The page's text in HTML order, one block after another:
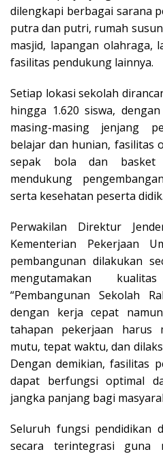
dilengkapi berbagai sarana
putra dan putri, rumah
masjid, lapangan olahraga,
fasilitas pendukung lainnya.
Setiap lokasi sekolah
hingga 1.620 siswa,
masing-masing jenjang
belajar dan hunian, fasilitas
sepak bola dan
mendukung
serta kesehatan peserta didik.
Perwakilan Direktur
Kementerian Pekerjaan
pembangunan dilakukan
mengutamakan
“Pembangunan Sekolah
dengan kerja cepat
tahapan pekerjaan harus
mutu, tepat waktu, dan
Dengan demikian, fasilitas
dapat berfungsi optimal
jangka panjang bagi
Seluruh fungsi pendidikan
secara terintegrasi guna